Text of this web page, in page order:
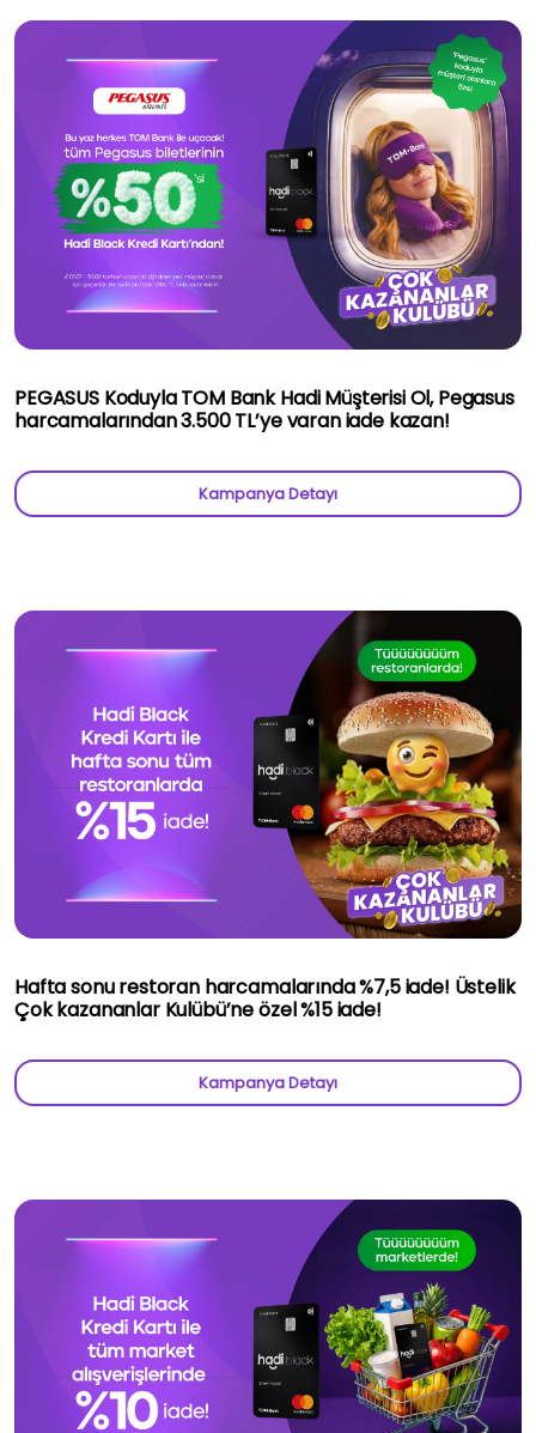
PEGASUS Koduyla TOM Bank Hadi Müşterisi Ol, Pegasus
harcamalarından 3.500 TL’ye varan iade kazan!
Kampanya Detayı
Hafta sonu restoran harcamalarında %7,5 iade! Üstelik
Çok kazananlar Kulübü’ne özel %15 iade!
Kampanya Detayı